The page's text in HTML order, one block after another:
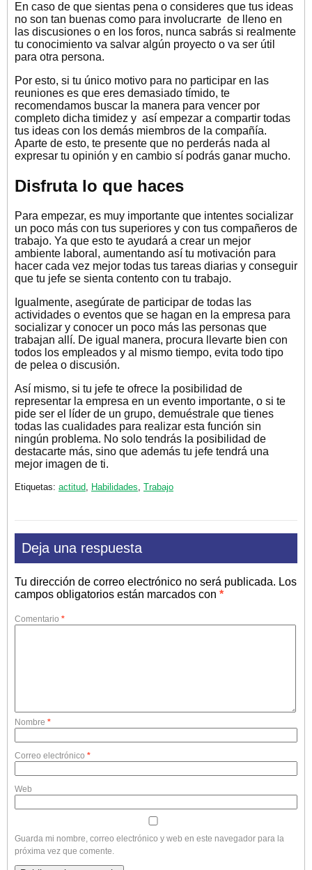
En caso de que sientas pena o consideres que tus ideas
no son tan buenas como para involucrarte de lleno en
las discusiones o en los foros, nunca sabrás si realmente
tu conocimiento va salvar algún proyecto o va ser útil
para otra persona.
Por esto, si tu único motivo para no participar en las
reuniones es que eres demasiado tímido, te
recomendamos buscar la manera para vencer por
completo dicha timidez y así empezar a compartir todas
tus ideas con los demás miembros de la compañía.
Aparte de esto, te presente que no perderás nada al
expresar tu opinión y en cambio sí podrás ganar mucho.
Disfruta lo que haces
Para empezar, es muy importante que intentes socializar
un poco más con tus superiores y con tus compañeros de
trabajo. Ya que esto te ayudará a crear un mejor
ambiente laboral, aumentando así tu motivación para
hacer cada vez mejor todas tus tareas diarias y conseguir
que tu jefe se sienta contento con tu trabajo.
Igualmente, asegúrate de participar de todas las
actividades o eventos que se hagan en la empresa para
socializar y conocer un poco más las personas que
trabajan allí. De igual manera, procura llevarte bien con
todos los empleados y al mismo tiempo, evita todo tipo
de pelea o discusión.
Así mismo, si tu jefe te ofrece la posibilidad de
representar la empresa en un evento importante, o si te
pide ser el líder de un grupo, demuéstrale que tienes
todas las cualidades para realizar esta función sin
ningún problema. No solo tendrás la posibilidad de
destacarte más, sino que además tu jefe tendrá una
mejor imagen de ti.
Etiquetas: actitud, Habilidades, Trabajo
Deja una respuesta
Tu dirección de correo electrónico no será publicada. Los
campos obligatorios están marcados con *
Comentario *
Nombre *
Correo electrónico *
Web
Guarda mi nombre, correo electrónico y web en este navegador para la
próxima vez que comente.